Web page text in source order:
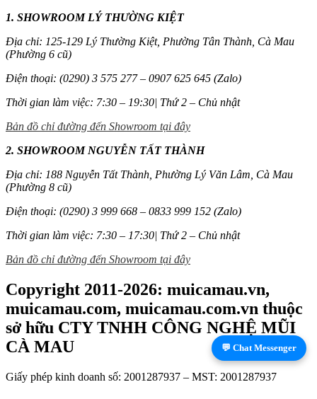
1. SHOWROOM LÝ THƯỜNG KIỆT
Địa chỉ: 125-129 Lý Thường Kiệt, Phường Tân Thành, Cà Mau
(Phường 6 cũ)
Điện thoại: (0290) 3 575 277 – 0907 625 645 (Zalo)
Thời gian làm việc: 7:30 – 19:30| Thứ 2 – Chủ nhật
Bản đồ chỉ đường đến Showroom tại đây
2. SHOWROOM NGUYỄN TẤT THÀNH
Địa chỉ: 188 Nguyễn Tất Thành, Phường Lý Văn Lâm, Cà Mau
(Phường 8 cũ)
Điện thoại: (0290) 3 999 668 – 0833 999 152 (Zalo)
Thời gian làm việc: 7:30 – 17:30| Thứ 2 – Chủ nhật
Bản đồ chỉ đường đến Showroom tại đây
Copyright 2011-2026: muicamau.vn,
muicamau.com, muicamau.com.vn thuộc
sở hữu CTY TNHH CÔNG NGHỆ MŨI
CÀ MAU
Giấy phép kinh doanh số: 2001287937 – MST: 2001287937
💬 Chat Messenger